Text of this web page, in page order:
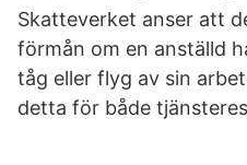
Skatteverket anser att
förmån om en anställd
tåg eller flyg av sin
detta för både